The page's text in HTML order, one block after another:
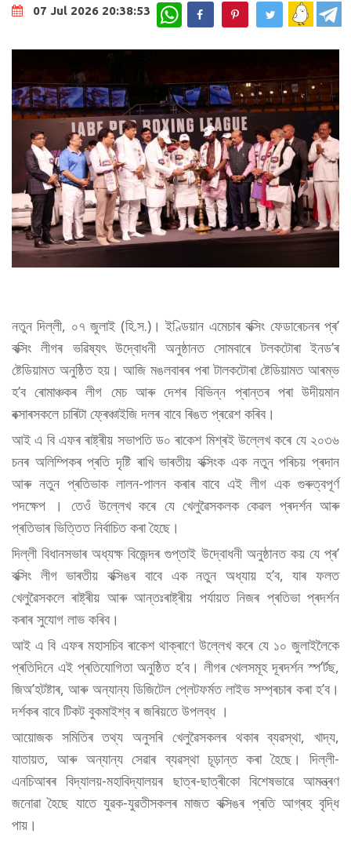
07 Jul 2026 20:38:53 WhatsApp
নতুন দিল্লী, ০৭ জুলাই (হি.স.)। ইণ্ডিয়ান এমেচাৰ বক্সিং ফেডাৰেচনৰ প্ৰ’
বক্সিং লীগৰ ভৱিষ্যৎ উদ্বোধনী অনুষ্ঠানত সোমবাৰে টলকটোৰা ইনড’ৰ
ষ্টেডিয়ামত অনুষ্ঠিত হয়। আজি মঙলবাৰৰ পৰা টালকটোৰা ষ্টেডিয়ামত আৰম্ভ
হ’ব ৰোমাঞ্চকৰ লীগ মেচ আৰু দেশৰ বিভিন্ন প্ৰান্তৰ পৰা উদীয়মান
বক্সাৰসকলে চাৰিটা ফ্ৰেঞ্চাইজি দলৰ বাবে ৰিঙত প্ৰৱেশ কৰিব।
আই এ বি এফৰ ৰাষ্ট্ৰীয় সভাপতি ড০ ৰাকেশ মিশ্ৰই উল্লেখ কৰে যে ২০৩৬
চনৰ অলিম্পিকৰ প্ৰতি দৃষ্টি ৰাখি ভাৰতীয় বক্সিংক এক নতুন পৰিচয় প্ৰদান
আৰু নতুন প্ৰতিভাক লালন-পালন কৰাৰ বাবে এই লীগ এক গুৰুত্বপূৰ্ণ
পদক্ষেপ । তেওঁ উল্লেখ কৰে যে খেলুৱৈসকলক কেৱল প্ৰদৰ্শন আৰু
প্ৰতিভাৰ ভিত্তিত নিৰ্বাচিত কৰা হৈছে।
দিল্লী বিধানসভাৰ অধ্যক্ষ বিজেন্দৰ গুপ্তাই উদ্বোধনী অনুষ্ঠানত কয় যে প্ৰ’
বক্সিং লীগ ভাৰতীয় বক্সিঙৰ বাবে এক নতুন অধ্যায় হ’ব, যাৰ ফলত
খেলুৱৈসকলে ৰাষ্ট্ৰীয় আৰু আন্তঃৰাষ্ট্ৰীয় পৰ্যায়ত নিজৰ প্ৰতিভা প্ৰদৰ্শন
কৰাৰ সুযোগ লাভ কৰিব।
আই এ বি এফৰ মহাসচিব ৰাকেশ থাক্ৰাণে উল্লেখ কৰে যে ১০ জুলাইলৈকে
প্ৰতিদিনে এই প্ৰতিযোগিতা অনুষ্ঠিত হ’ব। লীগৰ খেলসমূহ দূৰদৰ্শন স্প’ৰ্টছ,
জিঅ’হটষ্টাৰ, আৰু অন্যান্য ডিজিটেল প্লেটফৰ্মত লাইভ সম্প্ৰচাৰ কৰা হ’ব।
দৰ্শকৰ বাবে টিকট বুকমাইশ্ব ৰ জৰিয়তে উপলব্ধ ।
আয়োজক সমিতিৰ তথ্য অনুসৰি খেলুৱৈসকলৰ থকাৰ ব্যৱস্থা, খাদ্য,
যাতায়ত, আৰু অন্যান্য সেৱাৰ ব্যৱস্থা চূড়ান্ত কৰা হৈছে। দিল্লী-
এনচিআৰৰ বিদ্যালয়-মহাবিদ্যালয়ৰ ছাত্ৰ-ছাত্ৰীকো বিশেষভাৱে আমন্ত্ৰণ
জনোৱা হৈছে যাতে যুৱক-যুৱতীসকলৰ মাজত বক্সিঙৰ প্ৰতি আগ্ৰহ বৃদ্ধি
পায়।